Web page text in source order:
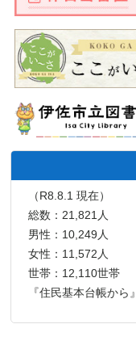
（R8.8.1 現在）
総数：21,821人
男性：10,249人
女性：11,572人
世帯：12,110世帯
『住民基本台帳から』